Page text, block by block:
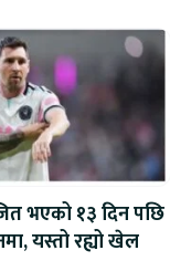
भएको १३ दिन पछि
यस्तो रह्यो खेल